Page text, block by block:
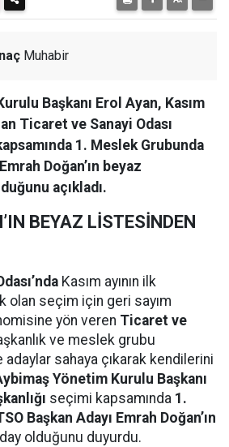
Muhabir
Başkanı Erol Ayan, Kasım
Ticaret ve Sanayi Odası
1. Meslek Grubunda
Doğan’ın beyaz
açıkladı.
BEYAZ LİSTESİNDEN
Kasım ayının ilk
olan seçim için geri sayım
yön veren Ticaret ve
ve meslek grubu
sahaya çıkarak kendilerini
Yönetim Kurulu Başkanı
seçimi kapsamında 1.
Başkan Adayı Emrah Doğan’ın
olduğunu duyurdu.